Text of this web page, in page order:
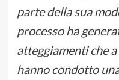
parte della sua
processo ha
atteggiamenti che
hanno condotto